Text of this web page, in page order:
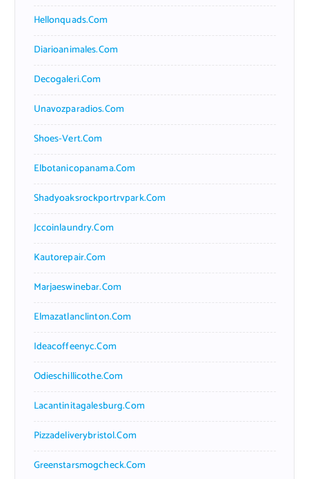
Hellonquads.com
Diarioanimales.com
Decogaleri.com
Unavozparadios.com
Shoes-Vert.com
Elbotanicopanama.com
Shadyoaksrockportrvpark.com
Jccoinlaundry.com
Kautorepair.com
Marjaeswinebar.com
Elmazatlanclinton.com
Ideacoffeenyc.com
Odieschillicothe.com
Lacantinitagalesburg.com
Pizzadeliverybristol.com
Greenstarsmogcheck.com